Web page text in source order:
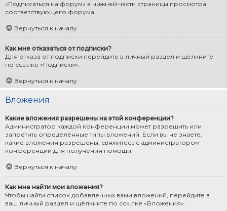
«Подписаться на форум» в нижней части страницы просмотра
соответствующего форума.
Вернуться к началу
Как мне отказаться от подписки?
Для отказа от подписки перейдите в личный раздел и щёлкните
по ссылке «Подписки».
Вернуться к началу
Вложения
Какие вложения разрешены на этой конференции?
Администратор каждой конференции может разрешить или
запретить определённые типы вложений. Если вы не знаете,
какие вложения разрешены, свяжитесь с администратором
конференции для получения помощи.
Вернуться к началу
Как мне найти мои вложения?
Чтобы найти список добавленных вами вложений, перейдите в
ваш личный раздел и щёлкните по ссылке «Вложения».